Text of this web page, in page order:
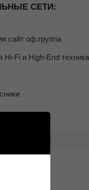
СЕТИ:
сайт оф.группа
Hi-Fi и High-End техника